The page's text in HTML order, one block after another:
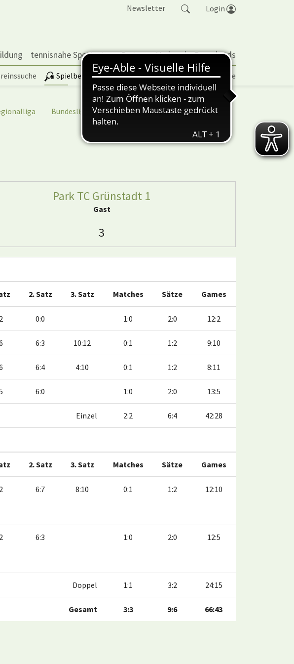
Newsletter Login
tennisnahe Sportarten Partner Verband Downloads
Spielbetrieb | TORP Vereinspokal Turniere
Bundesliga nuScore
Park TC Grünstadt 1
Gast
3
2. Satz 3. Satz Matches Sätze Games
0:0 1:0 2:0 12:2
6:3 10:12 0:1 1:2 9:10
6:4 4:10 0:1 1:2 8:11
6:0 1:0 2:0 13:5
Einzel 2:2 6:4 42:28
2. Satz 3. Satz Matches Sätze Games
6:7 8:10 0:1 1:2 12:10
6:3 1:0 2:0 12:5
Doppel 1:1 3:2 24:15
Gesamt 3:3 9:6 66:43